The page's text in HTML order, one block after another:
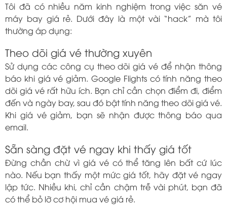
Tôi đã có nhiều năm kinh nghiệm trong việc săn vé
máy bay giá rẻ. Dưới đây là một vài “hack” mà tôi
thường áp dụng:
Theo dõi giá vé thường xuyên
Sử dụng các công cụ theo dõi giá vé để nhận thông
báo khi giá vé giảm. Google Flights có tính năng theo
dõi giá vé rất hữu ích. Bạn chỉ cần chọn điểm đi, điểm
đến và ngày bay, sau đó bật tính năng theo dõi giá vé.
Khi giá vé giảm, bạn sẽ nhận được thông báo qua
email.
Sẵn sàng đặt vé ngay khi thấy giá tốt
Đừng chần chừ vì giá vé có thể tăng lên bất cứ lúc
nào. Nếu bạn thấy một mức giá tốt, hãy đặt vé ngay
lập tức. Nhiều khi, chỉ cần chậm trễ vài phút, bạn đã
có thể bỏ lỡ cơ hội mua vé giá rẻ.